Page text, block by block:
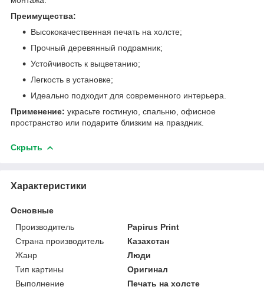
Преимущества:
Высококачественная печать на холсте;
Прочный деревянный подрамник;
Устойчивость к выцветанию;
Легкость в установке;
Идеально подходит для современного интерьера.
Применение: украсьте гостиную, спальню, офисное
пространство или подарите близким на праздник.
Скрыть
Характеристики
Основные
Производитель
Papirus Print
Страна производитель
Казахстан
Жанр
Люди
Тип картины
Оригинал
Выполнение
Печать на холсте